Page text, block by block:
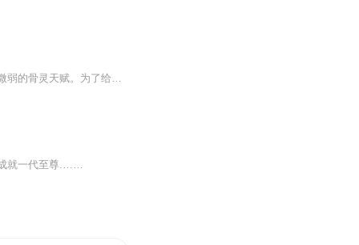
【内容简介】出生贫寒的林毅，拥有着过人的毅力和恒心。在一次骨灵测试中，被发现拥有微弱的骨灵天赋。为了给母亲寻找治病良药，林毅凭借一股狠劲，在其他骨士冷眼和嘲讽中，通过考核进入了没落的铁骨门。然而，在神骨殿使者送进骨魂界后，林毅却始终没有...
成就一代至尊.……